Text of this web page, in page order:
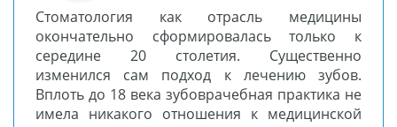
Стоматология как отрасль медицины
окончательно сформировалась только к
середине 20 столетия. Существенно
изменился сам подход к лечению зубов.
Вплоть до 18 века зубоврачебная практика не
имела никакого отношения к медицинской